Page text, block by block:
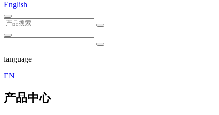
English
language
EN
产品中心